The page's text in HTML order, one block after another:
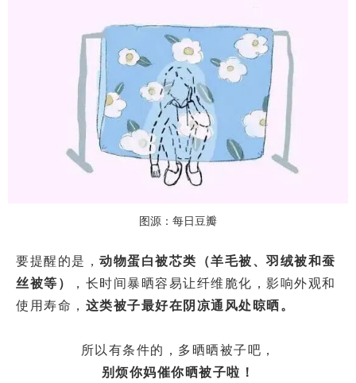
图源：每日豆瓣
要提醒的是， 动物蛋白被芯类（羊毛被、羽绒被和蚕
丝被等）
，长时间暴晒容易让纤维脆化，影响外观和
使用寿命， 这类被子最好在阴凉通风处晾晒。
所以有条件的，多晒晒被子吧，
别烦你妈催你晒被子啦！